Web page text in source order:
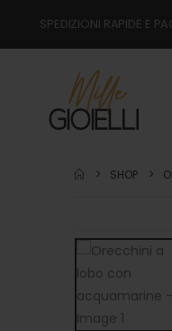
SPEDIZIONI RAPIDE E
SHOP